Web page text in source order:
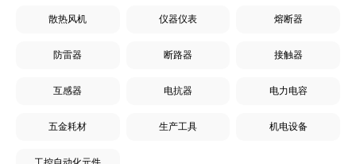
散热风机 仪器仪表 熔断器
防雷器 断路器 接触器
互感器 电抗器 电力电容
五金耗材 生产工具 机电设备